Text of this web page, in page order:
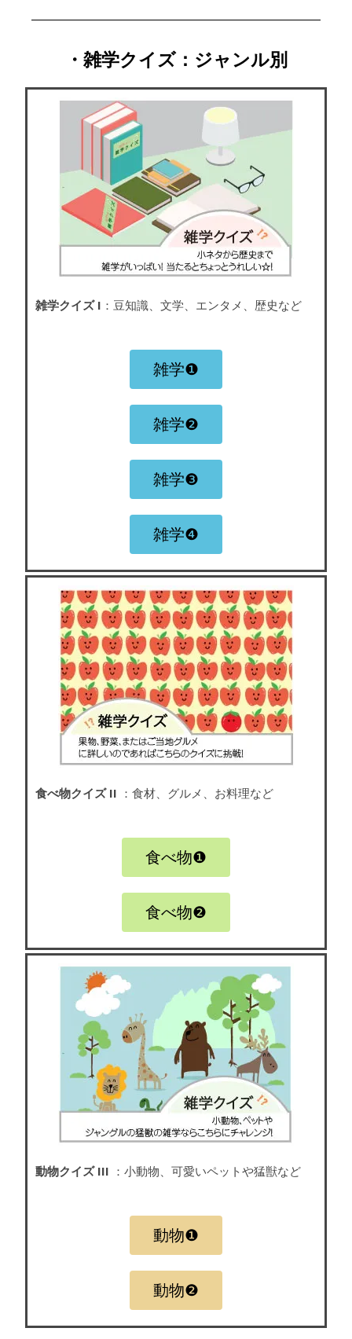
・雑学クイズ：ジャンル別
雑学クイズ I ：豆知識、文学、エンタメ、歴史など
雑学❶
雑学❷
雑学❸
雑学❹
食べ物クイズ II ：食材、グルメ、お料理など
食べ物❶
食べ物❷
動物クイズ III ：小動物、可愛いペットや猛獣など
動物❶
動物❷